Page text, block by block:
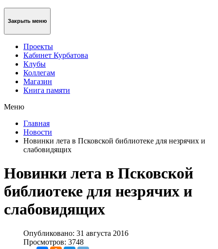
Закрыть меню
Проекты
Кабинет Курбатова
Клубы
Коллегам
Магазин
Книга памяти
Меню
Главная
Новости
Новинки лета в Псковской библиотеке для незрячих и
слабовидящих
Новинки лета в Псковской
библиотеке для незрячих и
слабовидящих
Опубликовано: 31 августа 2016
Просмотров: 3748